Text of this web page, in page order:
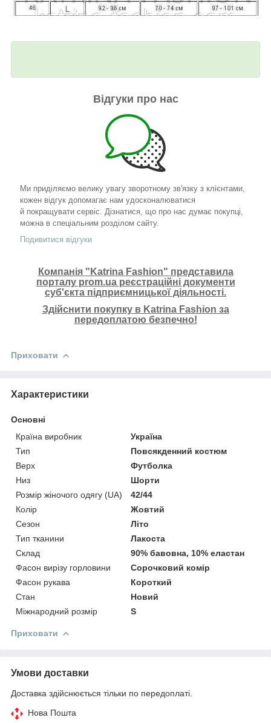
Відгуки про нас
Ми приділяємо велику увагу зворотному зв'язку з клієнтами,
кожен відгук допомагає нам удосконалюватися
й покращувати сервіс. Дізнатися, що про нас думає покупці,
можна в спеціальним розділом сайту.
Подивитися відгуки
Компанія "Katrina Fashion" представила
порталу prom.ua реєстраційні документи
суб'єкта підприємницької діяльності.
Здійснити покупку в Katrina Fashion за
передоплатою безпечно!
Приховати
Характеристики
Основні
Країна виробник
Україна
Тип
Повсякденний костюм
Верх
Футболка
Низ
Шорти
Розмір жіночого одягу (UA)
42/44
Колір
Жовтий
Сезон
Літо
Тип тканини
Лакоста
Склад
90% бавовна, 10% еластан
Фасон вирізу горловини
Сорочковий комір
Фасон рукава
Короткий
Стан
Новий
Міжнародний розмір
S
Приховати
Умови доставки
Доставка здійснюється тільки по передоплаті.
Нова Пошта